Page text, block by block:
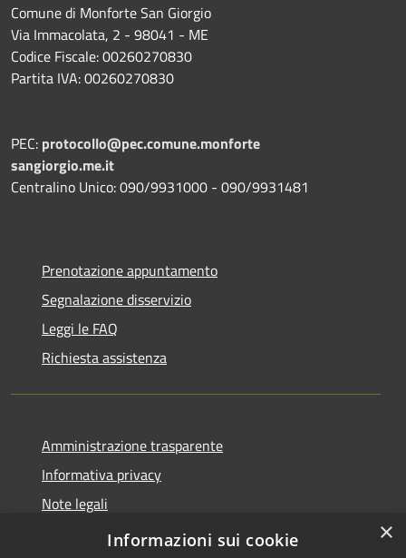
Comune di Monforte San Giorgio
Via Immacolata, 2 - 98041 - ME
Codice Fiscale: 00260270830
Partita IVA: 00260270830
PEC: protocollo@pec.comune.monforte
sangiorgio.me.it
Centralino Unico: 090/9931000 - 090/9931481
Prenotazione appuntamento
Segnalazione disservizio
Leggi le FAQ
Richiesta assistenza
Amministrazione trasparente
Informativa privacy
Note legali
Dichiarazione di accessibilità
×
Informazioni sui cookie